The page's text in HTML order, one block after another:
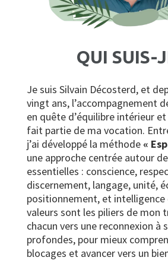
QUI SUIS-
Je suis Silvain Décosterd, et
vingt ans, l’accompagnement
en quête d’équilibre intérieur
fait partie de ma vocation.
j’ai développé la méthode «
une approche centrée autour
essentielles : conscience,
discernement, langage, unité,
positionnement, et intelligence
valeurs sont les piliers de mon
chacun vers une reconnexion à
profondes, pour mieux
blocages et avancer vers un